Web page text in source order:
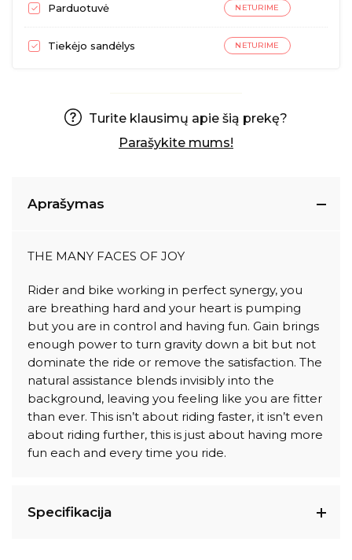
Parduotuvė NETURIME
Tiekėjo sandėlys NETURIME
Turite klausimų apie šią prekę?
Parašykite mums!
Aprašymas
THE MANY FACES OF JOY
Rider and bike working in perfect synergy, you
are breathing hard and your heart is pumping
but you are in control and having fun. Gain brings
enough power to turn gravity down a bit but not
dominate the ride or remove the satisfaction. The
natural assistance blends invisibly into the
background, leaving you feeling like you are fitter
than ever. This isn’t about riding faster, it isn’t even
about riding further, this is just about having more
fun each and every time you ride.
Specifikacija